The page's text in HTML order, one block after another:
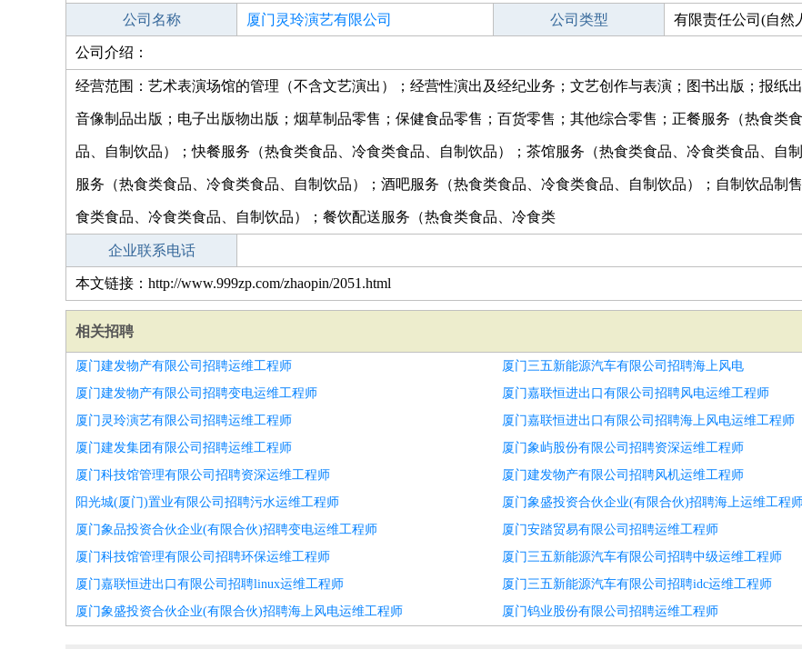
公司名称 厦门灵玲演艺有限公司 公司类型 有限责任公司(自然
公司介绍：
经营范围：艺术表演场馆的管理（不含文艺演出）；经营性演出及经纪业务；文艺创作与表演；图书出版；报纸
音像制品出版；电子出版物出版；烟草制品零售；保健食品零售；百货零售；其他综合零售；正餐服务（热食类
品、自制饮品）；快餐服务（热食类食品、冷食类食品、自制饮品）；茶馆服务（热食类食品、冷食类食品、自
服务（热食类食品、冷食类食品、自制饮品）；酒吧服务（热食类食品、冷食类食品、自制饮品）；自制饮品制
食类食品、冷食类食品、自制饮品）；餐饮配送服务（热食类食品、冷食类
企业联系电话
本文链接：http://www.999zp.com/zhaopin/2051.html
相关招聘
厦门建发物产有限公司招聘运维工程师
厦门三五新能源汽车有限公司招聘海上风电
厦门建发物产有限公司招聘变电运维工程师
厦门嘉联恒进出口有限公司招聘风电运维工程师
厦门灵玲演艺有限公司招聘运维工程师
厦门嘉联恒进出口有限公司招聘海上风电运维工程师
厦门建发集团有限公司招聘运维工程师
厦门象屿股份有限公司招聘资深运维工程师
厦门科技馆管理有限公司招聘资深运维工程师
厦门建发物产有限公司招聘风机运维工程师
阳光城(厦门)置业有限公司招聘污水运维工程师
厦门象盛投资合伙企业(有限合伙)招聘海上运维工程师
厦门象品投资合伙企业(有限合伙)招聘变电运维工程师
厦门安踏贸易有限公司招聘运维工程师
厦门科技馆管理有限公司招聘环保运维工程师
厦门三五新能源汽车有限公司招聘中级运维工程师
厦门嘉联恒进出口有限公司招聘linux运维工程师
厦门三五新能源汽车有限公司招聘idc运维工程师
厦门象盛投资合伙企业(有限合伙)招聘海上风电运维工程师
厦门钨业股份有限公司招聘运维工程师